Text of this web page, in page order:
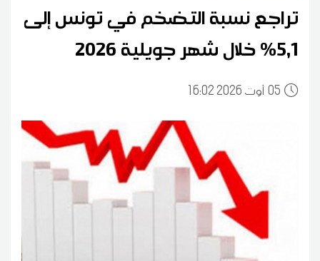
تراجع نسبة التضخم في تونس إلى
5,1% خلال شهر جويلية 2026
0516:02 2026 أوت